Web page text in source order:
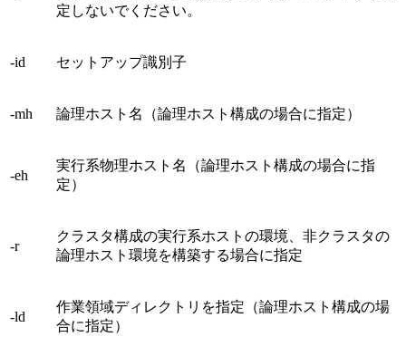
定しないでください。
-id セットアップ識別子
-mh 論理ホスト名（論理ホスト構成の場合に指定）
-eh
実行系物理ホスト名（論理ホスト構成の場合に指
定）
-r
クラスタ構成の実行系ホストの環境、非クラスタの
論理ホスト環境を構築する場合に指定
-ld
作業領域ディレクトリを指定（論理ホスト構成の場
合に指定）